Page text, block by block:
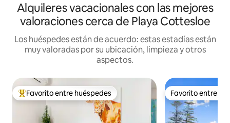
Alquileres vacacionales con las mejores
valoraciones cerca de Playa Cottesloe
Los huéspedes están de acuerdo: estas estadías están
muy valoradas por su ubicación, limpieza y otros
aspectos.
Favorito entre huéspedes preferido
Favorito entre huéspedes Favorito entre
Favorito entre